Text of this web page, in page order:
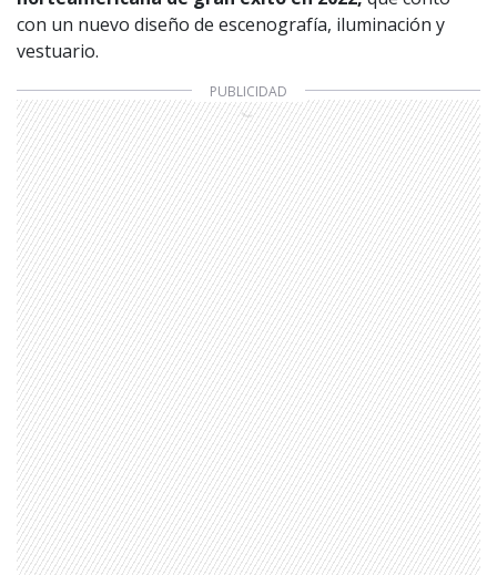
con un nuevo diseño de escenografía, iluminación y
vestuario.